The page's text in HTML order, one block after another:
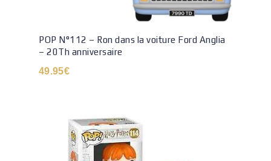
POP N°112 – Ron dans la voiture Ford Anglia
– 20Th anniversaire
49.95€